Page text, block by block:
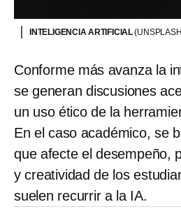
INTELIGENCIA ARTIFICIAL
Conforme más avanza la
se generan discusiones
un uso ético de la
En el caso académico, se
que afecte el desempeño,
y creatividad de los
suelen recurrir a la IA.